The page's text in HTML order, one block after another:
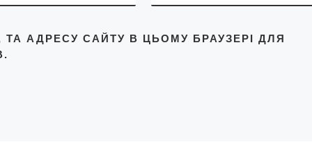
ТА АДРЕСУ САЙТУ В ЦЬОМУ БРАУЗЕРІ ДЛЯ